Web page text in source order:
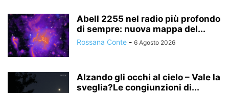
Abell 2255 nel radio più profondo
di sempre: nuova mappa del...
Rossana Conte - 6 Agosto 2026
Alzando gli occhi al cielo – Vale la
sveglia?Le congiunzioni di...